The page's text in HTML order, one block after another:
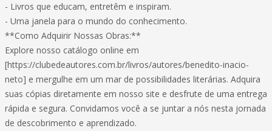
- Livros que educam, entretêm e inspiram.
- Uma janela para o mundo do conhecimento.
**Como Adquirir Nossas Obras:**
Explore nosso catálogo online em
[https://clubedeautores.com.br/livros/autores/benedito-inacio-
neto] e mergulhe em um mar de possibilidades literárias. Adquira
suas cópias diretamente em nosso site e desfrute de uma entrega
rápida e segura. Convidamos você a se juntar a nós nesta jornada
de descobrimento e aprendizado.